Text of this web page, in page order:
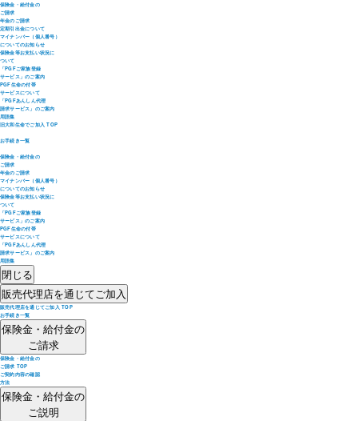
保険金・給付金の
ご請求
年金のご請求
定期引出金について
マイナンバー（個人番号）
についてのお知らせ
保険金等お支払い状況に
ついて
「PGFご家族登録
サービス」のご案内
PGF生命の付帯
サービスについて
「PGFあんしん代理
請求サービス」のご案内
用語集
旧大和生命でご加入 TOP
お手続き一覧
保険金・給付金の
ご請求
年金のご請求
マイナンバー（個人番号）
についてのお知らせ
保険金等お支払い状況に
ついて
「PGFご家族登録
サービス」のご案内
PGF生命の付帯
サービスについて
「PGFあんしん代理
請求サービス」のご案内
用語集
閉じる
販売代理店を通じてご加入
販売代理店を通じてご加入 TOP
お手続き一覧
保険金・給付金の
ご請求
保険金・給付金の
ご請求 TOP
ご契約内容の確認
方法
保険金・給付金の
ご説明